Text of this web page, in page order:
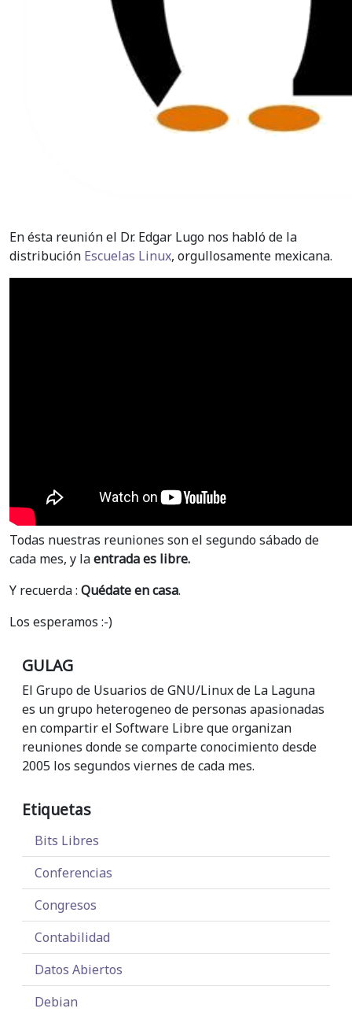
En ésta reunión el Dr. Edgar Lugo nos habló de la
distribución Escuelas Linux, orgullosamente mexicana.
Todas nuestras reuniones son el segundo sábado de
cada mes, y laentrada es libre.
Y recuerda : Quédate en casa.
Los esperamos :-)
GULAG
El Grupo de Usuarios de GNU/Linux de La Laguna
es un grupo heterogeneo de personas apasionadas
en compartir el Software Libre que organizan
reuniones donde se comparte conocimiento desde
2005 los segundos viernes de cada mes.
Etiquetas
Bits Libres
Conferencias
Congresos
Contabilidad
Datos Abiertos
Debian